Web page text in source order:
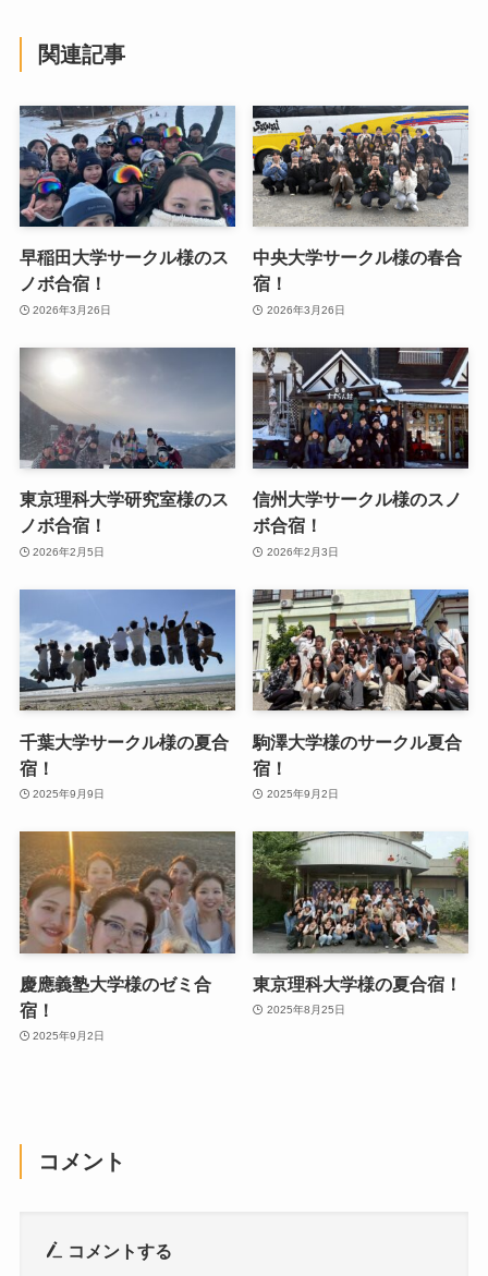
関連記事
早稲田大学サークル様のス
ノボ合宿！
2026年3月26日
中央大学サークル様の春合
宿！
2026年3月26日
東京理科大学研究室様のス
ノボ合宿！
2026年2月5日
信州大学サークル様のスノ
ボ合宿！
2026年2月3日
千葉大学サークル様の夏合
宿！
2025年9月9日
駒澤大学様のサークル夏合
宿！
2025年9月2日
慶應義塾大学様のゼミ合
宿！
2025年9月2日
東京理科大学様の夏合宿！
2025年8月25日
コメント
コメントする